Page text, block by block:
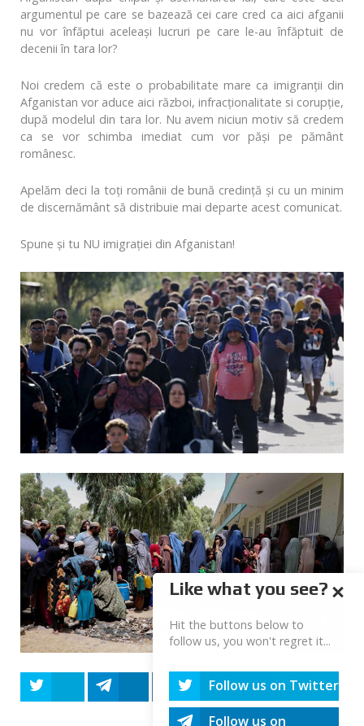
argumentul pe care se bazează cei care cred ca aici afganii
nu vor înfăptui aceleași lucruri pe care le-au înfăptuit de
decenii în tara lor?
Noi credem că este o probabilitate mare ca imigranții din
Afganistan vor aduce aici război, infracționalitate si corupție,
după modelul din tara lor. Nu avem niciun motiv să credem
ca se vor schimba imediat cum vor păși pe pământ
românesc.
Apelăm deci la toți românii de bună credință și cu un minim
de discernământ să distribuie mai departe acest comunicat.
Spune și tu NU imigrației din Afganistan!
Share Share Share
Like what you see?
Hit the buttons below to
follow us, you won't regret it...
Follow us on Twitter
Follow us on